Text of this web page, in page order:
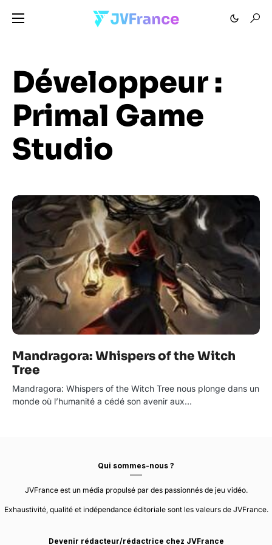
Développeur :
Primal Game
Studio
Mandragora: Whispers of the Witch
Tree
Mandragora: Whispers of the Witch Tree nous plonge dans un
monde où l’humanité a cédé son avenir aux…
Qui sommes-nous ?
JVFrance est un média propulsé par des passionnés de jeu vidéo.
Exhaustivité, qualité et indépendance éditoriale sont les valeurs de JVFrance.
Devenir rédacteur/rédactrice chez JVFrance